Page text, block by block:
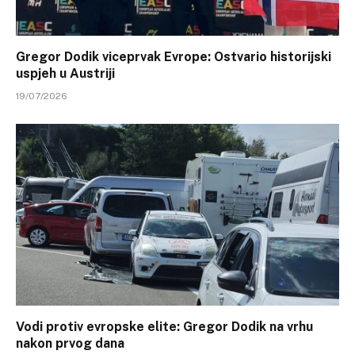
Gregor Dodik viceprvak Evrope: Ostvario historijski
uspjeh u Austriji
19/07/2026
Vodi protiv evropske elite: Gregor Dodik na vrhu
nakon prvog dana